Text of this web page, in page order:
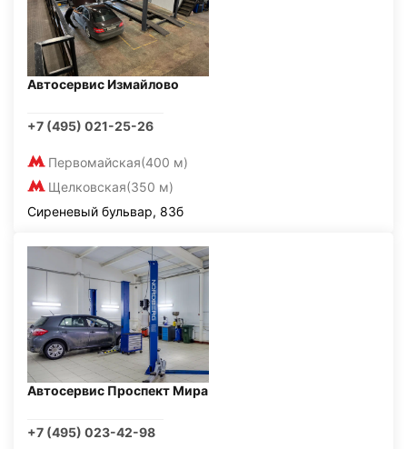
Автосервис Измайлово
+7 (495) 021-25-26
Первомайская(400 м)
Щелковская(350 м)
Сиреневый бульвар, 83б
Автосервис Проспект Мира
+7 (495) 023-42-98